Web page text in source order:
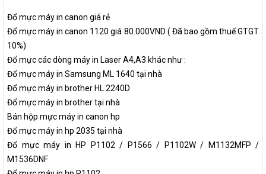
Đổ mực máy in canon giá rẻ
Đổ mực máy in canon 1120 giá 80.000VND ( Đã bao gồm thuế GTGT
10%)
Đổ mực các dòng máy in Laser A4,A3 khác như :
Đổ mực máy in Samsung ML 1640 tại nhà
Đổ mực máy in brother HL 2240D
Đổ mực máy in brother tại nhà
Bán hộp mực máy in canon hp
Đổ mực máy in hp 2035 tại nhà
Đổ mực máy in HP P1102 / P1566 / P1102W / M1132MFP /
M1536DNF